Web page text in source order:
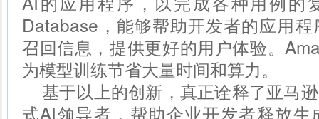
Database，能够帮助开发者的应用
召回信息，提供更好的用户体验。
为模型训练节省大量时间和算力。
基于以上的创新，真正诠释了亚马
式AI领导者，帮助企业开发者释放